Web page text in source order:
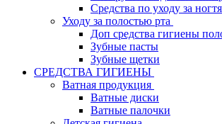
Средства по уходу за
Уходу за полостью рта
Доп средства гигиены
Зубные пасты
Зубные щетки
СРЕДСТВА ГИГИЕНЫ
Ватная продукция
Ватные диски
Ватные палочки